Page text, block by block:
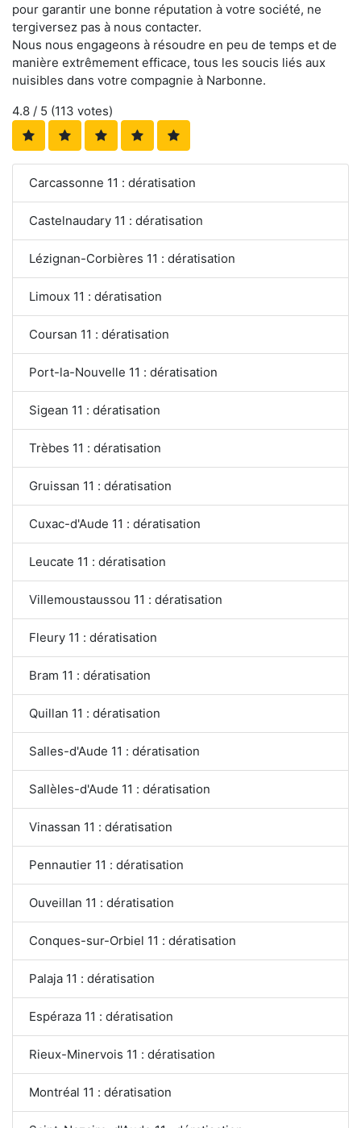
pour garantir une bonne réputation à votre société, ne
tergiversez pas à nous contacter.
Nous nous engageons à résoudre en peu de temps et de
manière extrêmement efficace, tous les soucis liés aux
nuisibles dans votre compagnie à Narbonne.
4.8 / 5 (113 votes)
Carcassonne 11 : dératisation
Castelnaudary 11 : dératisation
Lézignan-Corbières 11 : dératisation
Limoux 11 : dératisation
Coursan 11 : dératisation
Port-la-Nouvelle 11 : dératisation
Sigean 11 : dératisation
Trèbes 11 : dératisation
Gruissan 11 : dératisation
Cuxac-d'Aude 11 : dératisation
Leucate 11 : dératisation
Villemoustaussou 11 : dératisation
Fleury 11 : dératisation
Bram 11 : dératisation
Quillan 11 : dératisation
Salles-d'Aude 11 : dératisation
Sallèles-d'Aude 11 : dératisation
Vinassan 11 : dératisation
Pennautier 11 : dératisation
Ouveillan 11 : dératisation
Conques-sur-Orbiel 11 : dératisation
Palaja 11 : dératisation
Espéraza 11 : dératisation
Rieux-Minervois 11 : dératisation
Montréal 11 : dératisation